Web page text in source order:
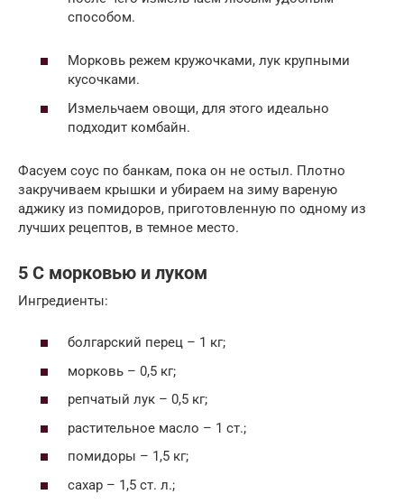
способом.
Морковь режем кружочками, лук крупными
кусочками.
Измельчаем овощи, для этого идеально
подходит комбайн.
Фасуем соус по банкам, пока он не остыл. Плотно
закручиваем крышки и убираем на зиму вареную
аджику из помидоров, приготовленную по одному из
лучших рецептов, в темное место.
5 С морковью и луком
Ингредиенты:
болгарский перец – 1 кг;
морковь – 0,5 кг;
репчатый лук – 0,5 кг;
растительное масло – 1 ст.;
помидоры – 1,5 кг;
сахар – 1,5 ст. л.;